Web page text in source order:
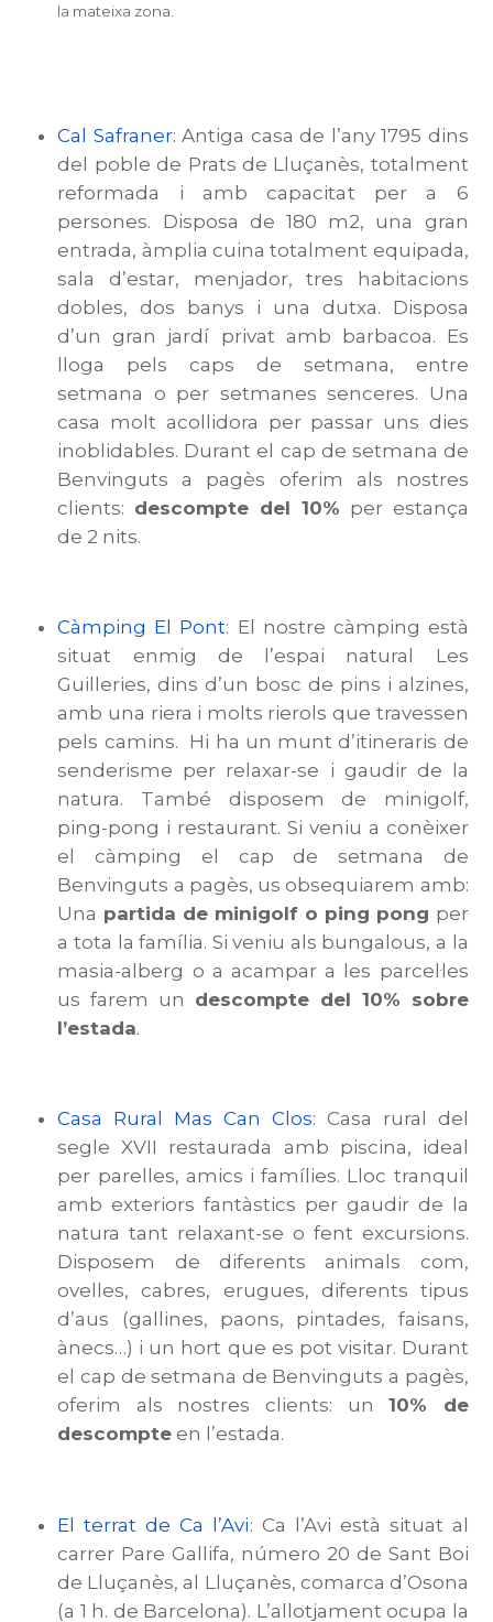
la mateixa zona.
Cal Safraner:Antiga casa de l’any 1795 dins
del poble de Prats de Lluçanès, totalment
reformada i amb capacitat per a 6
persones. Disposa de 180 m2, una gran
entrada, àmplia cuina totalment equipada,
sala d’estar, menjador, tres habitacions
dobles, dos banys i una dutxa. Disposa
d’un gran jardí privat amb barbacoa. Es
lloga pels caps de setmana, entre
setmana o per setmanes senceres. Una
casa molt acollidora per passar uns dies
inoblidables. Durant el cap de setmana de
Benvinguts a pagès oferim als nostres
clients: descompte del 10% per estança
de 2 nits.
Càmping El Pont: El nostre càmping està
situat enmig de l’espai natural Les
Guilleries, dins d’un bosc de pins i alzines,
amb una riera i molts rierols que travessen
pels camins. Hi ha un munt d’itineraris de
senderisme per relaxar-se i gaudir de la
natura. També disposem de minigolf,
ping-pong i restaurant. Si veniu a conèixer
el càmping el cap de setmana de
Benvinguts a pagès, us obsequiarem amb:
Una partida de minigolf o ping pong per
a tota la família. Si veniu als bungalous, a la
masia-alberg o a acampar a les parcel·les
us farem un descompte del 10% sobre
l’estada.
Casa Rural Mas Can Clos: Casa rural del
segle XVII restaurada amb piscina, ideal
per parelles, amics i famílies. Lloc tranquil
amb exteriors fantàstics per gaudir de la
natura tant relaxant-se o fent excursions.
Disposem de diferents animals com,
ovelles, cabres, erugues, diferents tipus
d’aus (gallines, paons, pintades, faisans,
ànecs…) i un hort que es pot visitar. Durant
el cap de setmana de Benvinguts a pagès,
oferim als nostres clients: un10% de
descompte en l’estada.
El terrat de Ca l’Avi: Ca l’Avi està situat al
carrer Pare Gallifa, número 20 de Sant Boi
de Lluçanès, al Lluçanès, comarca d’Osona
(a 1 h. de Barcelona). L’allotjament ocupa la